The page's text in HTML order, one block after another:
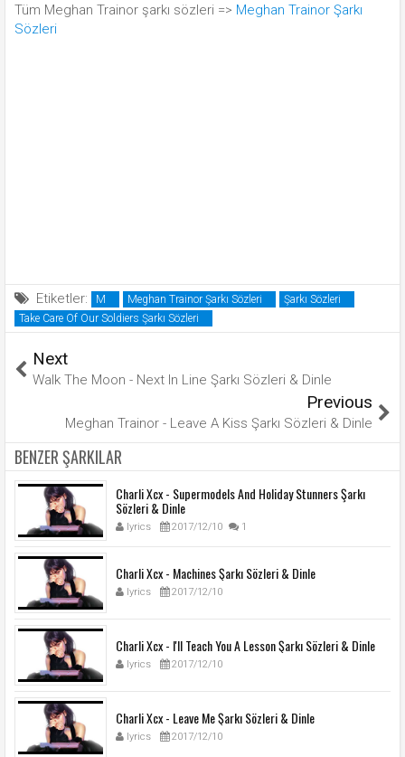
Tüm Meghan Trainor şarkı sözleri => Meghan Trainor Şarkı
Sözleri
Etiketler: M Meghan Trainor Şarkı Sözleri
Şarkı Sözleri
Take Care Of Our Soldiers Şarkı Sözleri
Next
Walk The Moon - Next In Line Şarkı Sözleri & Dinle
Previous
Meghan Trainor - Leave A Kiss Şarkı Sözleri & Dinle
BENZER ŞARKILAR
Charli Xcx - Supermodels And Holiday Stunners Şarkı
Sözleri & Dinle
lyrics 2017/12/10 1
Charli Xcx - Machines Şarkı Sözleri & Dinle
lyrics 2017/12/10
Charli Xcx - I'll Teach You A Lesson Şarkı Sözleri & Dinle
lyrics 2017/12/10
Charli Xcx - Leave Me Şarkı Sözleri & Dinle
lyrics 2017/12/10